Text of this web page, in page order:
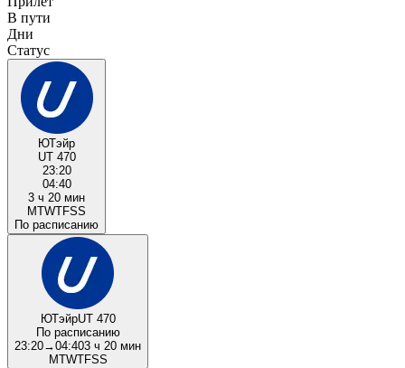
В пути
Дни
Статус
ЮТэйр
UT 470
23:20
04:40
3 ч 20 мин
MTWTFSS
По расписанию
ЮТэйрUT 470
По расписанию
23:20→04:403 ч 20 мин
MTWTFSS